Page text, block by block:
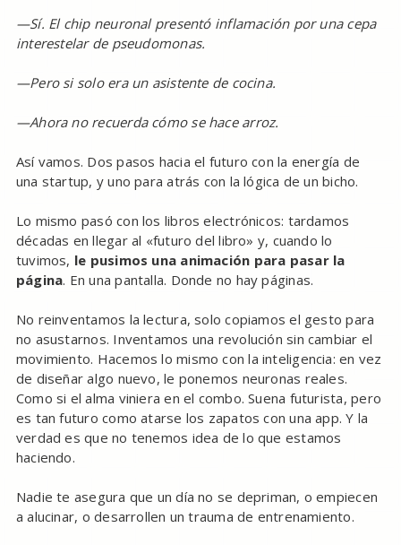
—Sí. El chip neuronal presentó inflamación por una cepa
interestelar de pseudomonas.
—Pero si solo era un asistente de cocina.
—Ahora no recuerda cómo se hace arroz.
Así vamos. Dos pasos hacia el futuro con la energía de
una startup, y uno para atrás con la lógica de un bicho.
Lo mismo pasó con los libros electrónicos: tardamos
décadas en llegar al «futuro del libro» y, cuando lo
tuvimos, le pusimos una animación para pasar la
página. En una pantalla. Donde no hay páginas.
No reinventamos la lectura, solo copiamos el gesto para
no asustarnos. Inventamos una revolución sin cambiar el
movimiento. Hacemos lo mismo con la inteligencia: en vez
de diseñar algo nuevo, le ponemos neuronas reales.
Como si el alma viniera en el combo. Suena futurista, pero
es tan futuro como atarse los zapatos con una app. Y la
verdad es que no tenemos idea de lo que estamos
haciendo.
Nadie te asegura que un día no se depriman, o empiecen
a alucinar, o desarrollen un trauma de entrenamiento.